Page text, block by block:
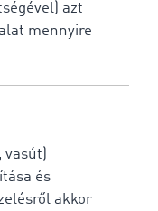
azt
mennyire
és
akkor